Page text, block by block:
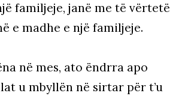
familjeje, janë me të vërtetë
e madhe e një familjeje.
në mes, ato ëndrra apo
u mbyllën në sirtar për t’u